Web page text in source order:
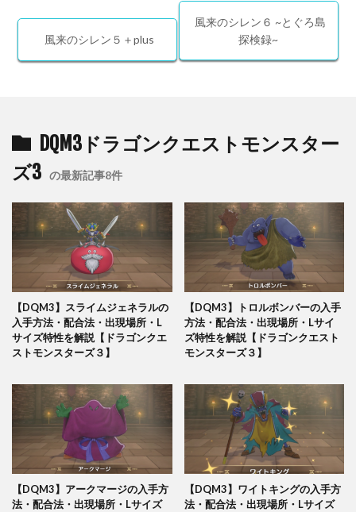
風来のシレン５＋plus
風来のシレン６ ~とぐろ島
探検録~
DQM3ドラゴンクエストモンスター
ズ3 の最新記事8件
【DQM3】スライムジェネラルの
入手方法・配合法・出現場所・L
サイズ特性を解説【ドラゴンクエ
ストモンスターズ３】
【DQM3】トロルボンバーの入手
方法・配合法・出現場所・Lサイ
ズ特性を解説【ドラゴンクエスト
モンスターズ３】
【DQM3】アークマージの入手方
法・配合法・出現場所・Lサイズ
【DQM3】ワイトキングの入手方
法・配合法・出現場所・Lサイズ